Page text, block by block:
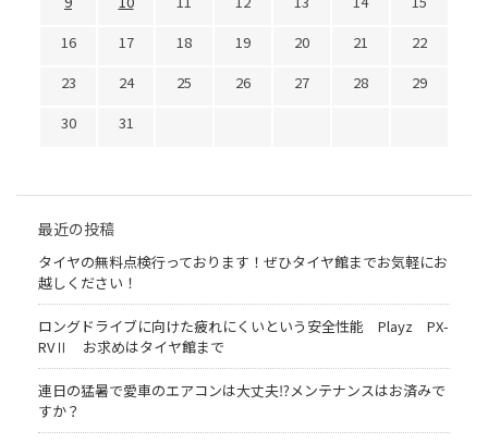
16
17 18 19 20 21
22
23
24 25 26 27 28
29
30
31
最近の投稿
タイヤの無料点検行っております！ぜひタイヤ館までお気軽にお
越しください！
ロングドライブに向けた疲れにくいという安全性能 Playz PX-
RVⅡ お求めはタイヤ館まで
連日の猛暑で愛車のエアコンは大丈夫⁉メンテナンスはお済みで
すか？